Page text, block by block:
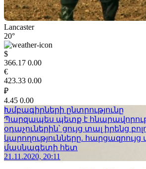
Lancaster
20°
$
366.17 0.00
€
423.33 0.00
₽
4.45 0.00
Խմբագիրների ընտրությունը
Պարզապես պետք է
օդաչուներին՝ ցույց տալ իրենց
կարողությունները.
մասնագետի հետ
21.11.2020, 20:11